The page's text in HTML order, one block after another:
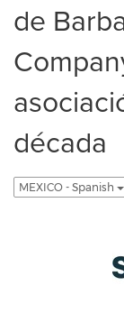
de
década
MEXICO - Spanish